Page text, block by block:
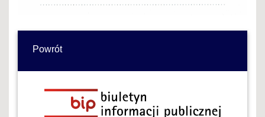
Powrót